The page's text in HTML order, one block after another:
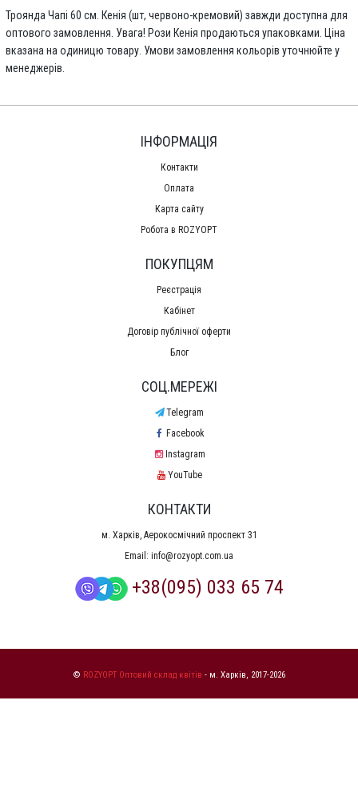
Троянда Чапі 60 см. Кенія (шт, червоно-кремовий) завжди доступна для
оптового замовлення. Увага! Рози Кенія продаються упаковками. Ціна
вказана на одиницю товару. Умови замовлення кольорів уточнюйте у
менеджерів.
ІНФОРМАЦІЯ
Контакти
Оплата
Карта сайту
Робота в ROZYOPT
ПОКУПЦЯМ
Реєстрація
Кабінет
Договір публічної оферти
Блог
СОЦ.МЕРЕЖІ
Telegram
Facebook
Instagram
YouTube
КОНТАКТИ
м. Харків, Аерокосмічний проспект 31
Email: info@rozyopt.com.ua
+38(095) 033 65 74
© ROZYOPT Оптовий склад квітів - м. Харків, 2017-2026